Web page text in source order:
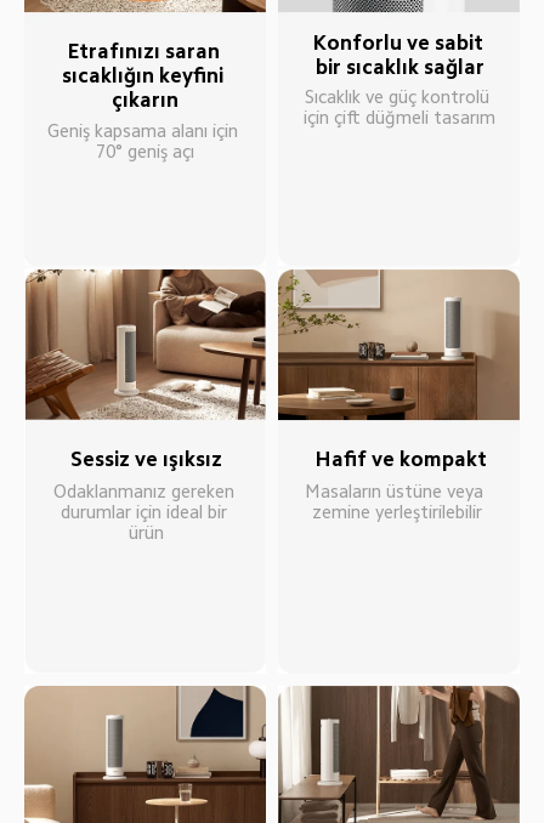
Etrafınızı saran
sıcaklığın keyfini
çıkarın
Geniş kapsama alanı için
70° geniş açı
Konforlu ve sabit
bir sıcaklık sağlar
Sıcaklık ve güç kontrolü
için çift düğmeli tasarım
Sessiz ve ışıksız
Odaklanmanız gereken
durumlar için ideal bir
ürün
Hafif ve kompakt
Masaların üstüne veya
zemine yerleştirilebilir